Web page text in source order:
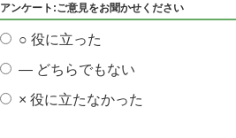
アンケート:ご意見をお聞かせください
○ 役に立った
― どちらでもない
× 役に立たなかった